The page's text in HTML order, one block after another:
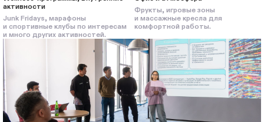
активности
Junk Fridays, марафоны
и спортивные клубы по интересам
и много других активностей.
Фрукты, игровые зоны
и массажные кресла для
комфортной работы.